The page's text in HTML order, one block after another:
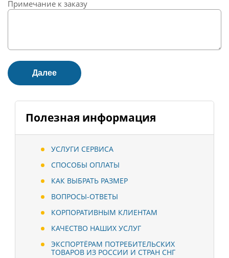
Полезная информация
УСЛУГИ СЕРВИСА
СПОСОБЫ ОПЛАТЫ
КАК ВЫБРАТЬ РАЗМЕР
ВОПРОСЫ-ОТВЕТЫ
КОРПОРАТИВНЫМ КЛИЕНТАМ
КАЧЕСТВО НАШИХ УСЛУГ
ЭКСПОРТЁРАМ ПОТРЕБИТЕЛЬСКИХ
ТОВАРОВ ИЗ РОССИИ И СТРАН СНГ
Примечание к заказу